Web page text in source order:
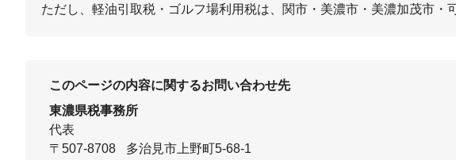
ただし、軽油引取税・ゴルフ場利用税は、関市・美濃市・美濃加茂市・
このページの内容に関するお問い合わせ先
東濃県税事務所
代表
〒507-8708
多治見市上野町5-68-1